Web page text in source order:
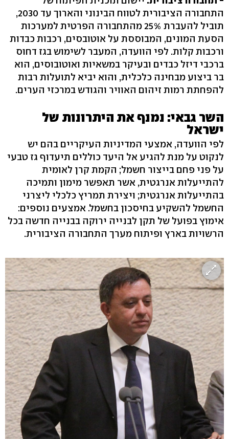
התחבורה הציבורית לטווח הבינוני והארוך עד 2030,
תוביל להעברת 25% מהתחבורה הפרטית למערכות
הסעת המונים, המבוססת על אוטובסים, רכבות כבדות
ורכבות קלות. לפי הוועדה, המעבר לשימוש בגז דחוס
ברכבי דיזל כבדים ובעיקר במשאיות ואוטובוסים, הוא
בר ביצוע מבחינה כלכלית, והוא יביא לתועלות רבות
להפחתת רמות זיהום האוויר והגודש במרכזי הערים.
השר גבאי: נמנף את היתרונות של
ישראל
לפי הוועדה, אמצעי המדיניות העיקריים בהם יש
לנקוט על מנת להגיע אל היעד כוללים תיעדוף גז טבעי
על פני פחם בייצור חשמל; הקמת קרן לאומית
להתייעלות אנרגטית, אשר תאפשר מימון ותמיכה
בהתייעלות אנרגטית; ויצירת תמריץ כלכלי ליצרני
החשמל להשקיע בחיסכון בחשמל. אמצעים נוספים:
אימוץ בפועל של תקן לבנייה ירוקה בבנייה חדשה בכל
הרשויות בארץ ופיתוח מערך התחבורה הציבורית.